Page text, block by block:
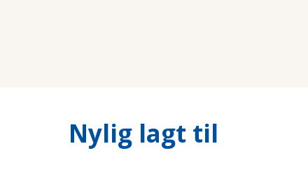
Nylig lagt til